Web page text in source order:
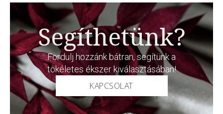
Segíthetünk?
Fordulj hozzánk bátran, segítünk a
tökéletes ékszer kiválasztásában!
KAPCSOLAT